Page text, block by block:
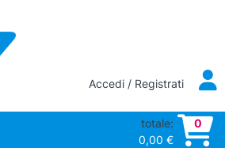
Accedi / Registrati
totale:
0,00 €
0